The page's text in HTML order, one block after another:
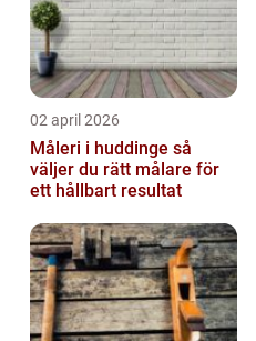
02 april 2026
Måleri i huddinge så
väljer du rätt målare för
ett hållbart resultat